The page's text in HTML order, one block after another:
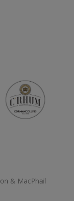
& MacPhail